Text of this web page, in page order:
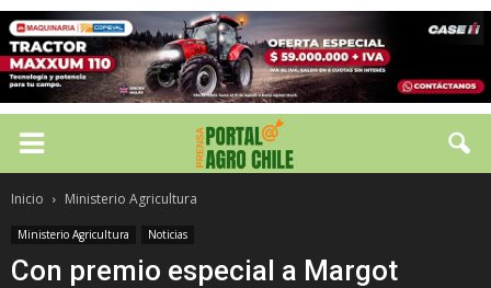
Inicio Ministerio Agricultura
Ministerio Agricultura Noticias
Con premio especial a Margot